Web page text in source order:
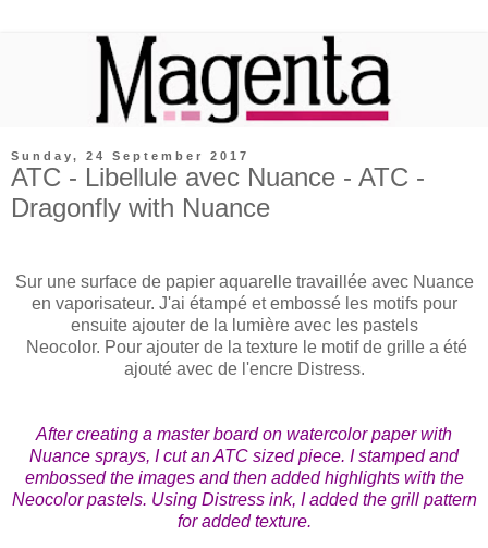
Sunday, 24 September 2017
ATC - Libellule avec Nuance - ATC -
Dragonfly with Nuance
Sur une surface de papier aquarelle travaillée avec Nuance
en vaporisateur. J'ai étampé et embossé les motifs pour
ensuite ajouter de la lumière avec les pastels
Neocolor. Pour ajouter de la texture le motif de grille a été
ajouté avec de l'encre Distress.
After creating a master board on watercolor paper with
Nuance sprays, I cut an ATC sized piece. I stamped and
embossed the images and then added highlights with the
Neocolor pastels. Using Distress ink, I added the grill pattern
for added texture.